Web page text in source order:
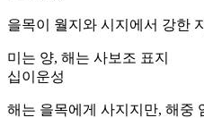
을목이 월지와 시지에서 강한
미는 양, 해는 사보조 표지
십이운성
해는 을목에게 사지지만, 해중